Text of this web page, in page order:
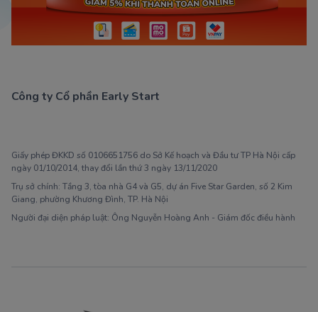
Công ty Cổ phần Early Start
Giấy phép ĐKKD số 0106651756 do Sở Kế hoạch và Đầu tư TP Hà Nội cấp
ngày 01/10/2014, thay đổi lần thứ 3 ngày 13/11/2020
Trụ sở chính: Tầng 3, tòa nhà G4 và G5, dự án Five Star Garden, số 2 Kim
Giang, phường Khương Đình, TP. Hà Nội
Người đại diện pháp luật: Ông Nguyễn Hoàng Anh - Giám đốc điều hành